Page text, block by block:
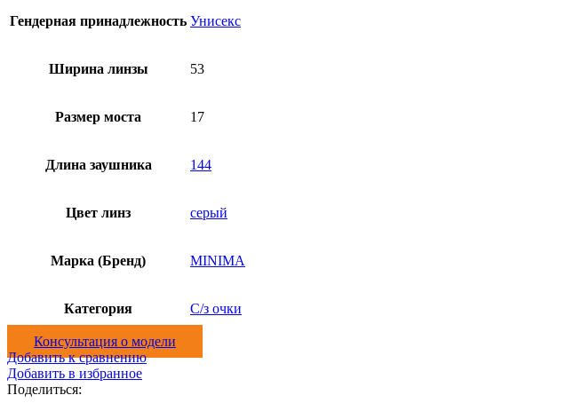
Гендерная принадлежность Унисекс
Ширина линзы 53
Размер моста 17
Длина заушника 144
Цвет линз серый
Марка (Бренд) MINIMA
Категория С/з очки
Консультация о модели
Добавить к сравнению
Добавить в избранное
Поделиться: